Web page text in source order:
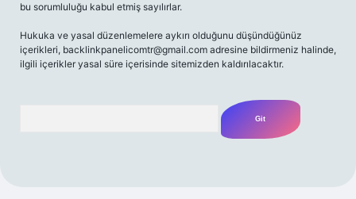
bu sorumluluğu kabul etmiş sayılırlar.
Hukuka ve yasal düzenlemelere aykırı olduğunu düşündüğünüz
içerikleri, backlinkpanelicomtr@gmail.com adresine bildirmeniz halinde,
ilgili içerikler yasal süre içerisinde sitemizden kaldırılacaktır.